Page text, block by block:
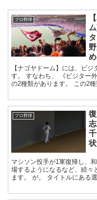
プロ野球
【ナゴヤドーム】には、ビ
す。 すなわち、 《ビジター
の2種類があります。 この2
プロ野球
マシソン投手が1軍復帰し、
場するようになるなど、続々
ます。 が。 タイトルにある